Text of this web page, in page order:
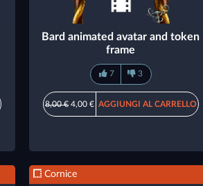
Bard animated avatar and token
frame
7 3
8,00 €4,00 € AGGIUNGI AL CARRELLO
Cornice